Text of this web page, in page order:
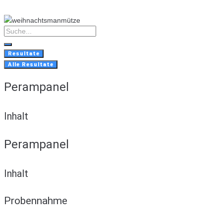
to
content
Search
...
Resultate
Alle Resultate
Perampanel
Inhalt
Perampanel
Inhalt
Probennahme